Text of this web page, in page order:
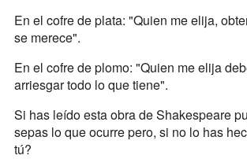
En el cofre de plata: "Quien me elija,
se merece".
En el cofre de plomo: "Quien me elija
arriesgar todo lo que tiene".
Si has leído esta obra de Shakespeare
sepas lo que ocurre pero, si no lo has
tú?